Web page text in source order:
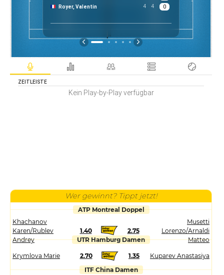
Royer, Valentin
4 4 0
ZEITLEISTE
Kein Play-by-Play verfügbar
Wer gewinnt? Tippt jetzt!
ATP Montreal Doppel
Khachanov
Karen/Rublev
Andrey
1.40 2.75
Musetti
Lorenzo/Arnaldi
Matteo
UTR Hamburg Damen
Krymlova Marie 2.70 1.35
Kuparev Anastasiya
ITF China Damen